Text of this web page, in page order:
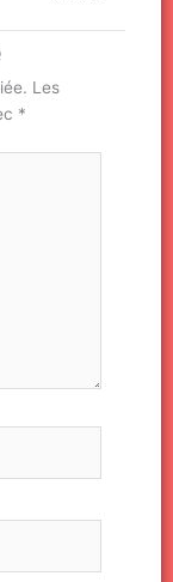
Les
*